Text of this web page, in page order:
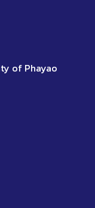
of Phayao